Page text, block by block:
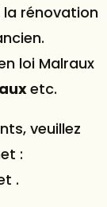
rénovation
loi Malraux
etc.
veuillez
:
.